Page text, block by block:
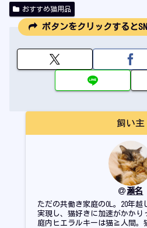
おすすめ猫用品
ボタンをクリックすると
飼い主
瀬名
ただの共働き家庭のOL。20年
実現し、猫好きに加速がかかり
庭内ヒエラルキーは猫≧人間。